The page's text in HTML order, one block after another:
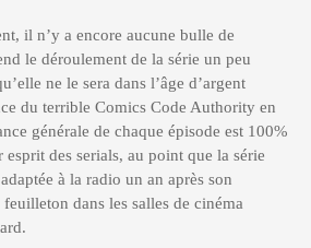
il n’y a encore aucune bulle de
le déroulement de la série un peu
ne le sera dans l’âge d’argent
du terrible Comics Code Authority en
générale de chaque épisode est 100%
des serials, au point que la série
à la radio un an après son
dans les salles de cinéma